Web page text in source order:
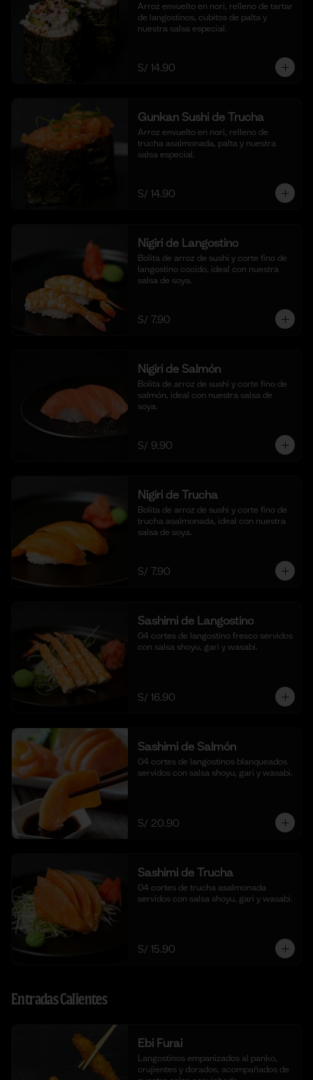
Arroz envuelto en nori, relleno de tartar
de langostinos, cubitos de palta y
nuestra salsa especial.
S/ 14.90
Gunkan Sushi de Trucha
Arroz envuelto en nori, relleno de
trucha asalmonada, palta y nuestra
salsa especial.
S/ 14.90
Nigiri de Langostino
Bolita de arroz de sushi y corte fino de
langostino cocido, ideal con nuestra
salsa de soya.
S/ 7.90
Nigiri de Salmón
Bolita de arroz de sushi y corte fino de
salmón, ideal con nuestra salsa de
soya.
S/ 9.90
Nigiri de Trucha
Bolita de arroz de sushi y corte fino de
trucha asalmonada, ideal con nuestra
salsa de soya.
S/ 7.90
Sashimi de Langostino
04 cortes de langostino fresco servidos
con salsa shoyu, gari y wasabi.
S/ 16.90
Sashimi de Salmón
04 cortes de langostinos blanqueados
servidos con salsa shoyu, gari y wasabi.
S/ 20.90
Sashimi de Trucha
04 cortes de trucha asalmonada
servidos con salsa shoyu, gari y wasabi.
S/ 15.90
Entradas Calientes
Ebi Furai
Langostinos empanizados al panko,
crujientes y dorados, acompañados de